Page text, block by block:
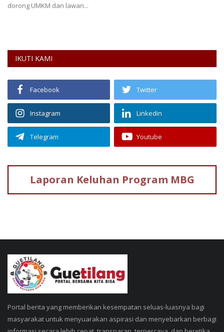
dorong UMKM dan lawan...
IKUTI KAMI
Facebook Twitter
Instagram Linkedin
Telegram Youtube
Laporan Keluhan Program MBG
Portal berita yang memberikan kesempatan seluas-luasnya bagi
masyarakat untuk menyuarakan aspirasi dan menyebarkan berbagi